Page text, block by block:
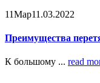
11Мар11.03.2022
Преимущества
К большому ... read